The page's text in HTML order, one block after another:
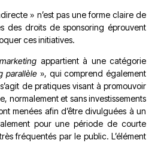
» n’est pas une forme claire de
des droits de sponsoring éprouvent
ces initiatives.
appartient à une catégorie
parallèle », qui comprend également
de pratiques visant à promouvoir
normalement et sans investissements
menées afin d’être divulguées à un
pour une période de courte
fréquentés par le public. L’élément